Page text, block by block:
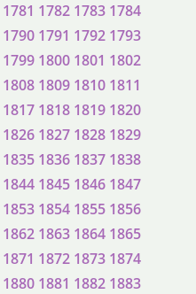
1781 1782 1783 1784
1790 1791 1792 1793
1799 1800 1801 1802
1808 1809 1810 1811
1817 1818 1819 1820
1826 1827 1828 1829
1835 1836 1837 1838
1844 1845 1846 1847
1853 1854 1855 1856
1862 1863 1864 1865
1871 1872 1873 1874
1880 1881 1882 1883